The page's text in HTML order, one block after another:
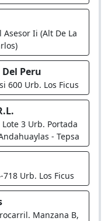
Asesor Ii (Alt De La
Peru
600 Urb. Los Ficus
3 Urb. Portada
- Tepsa
718 Urb. Los Ficus
Manzana B,